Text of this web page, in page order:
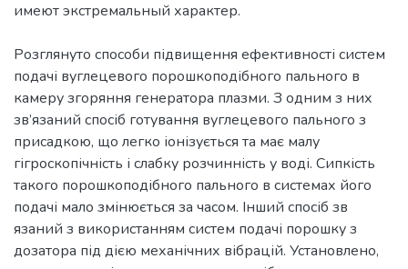
Розглянуто способи підвищення ефективності систем
подачі вуглецевого порошкоподібного пального в
камеру згоряння генератора плазми. З одним з них
зв’язаний спосіб готування вуглецевого пального з
присадкою, що легко іонізується та має малу
гігроскопічність і слабку розчинність у воді. Сипкість
такого порошкоподібного пального в системах його
подачі мало змінюється за часом. Інший спосіб зв
язаний з використанням систем подачі порошку з
дозатора під дією механічних вібрацій. Установлено,